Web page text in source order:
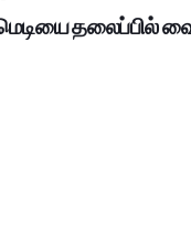
தலைப்பில்